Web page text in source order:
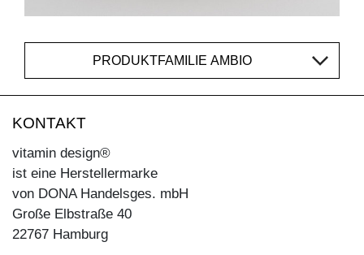
PRODUKTFAMILIE AMBIO
KONTAKT
vitamin design®
ist eine Herstellermarke
von DONA Handelsges. mbH
Große Elbstraße 40
22767 Hamburg